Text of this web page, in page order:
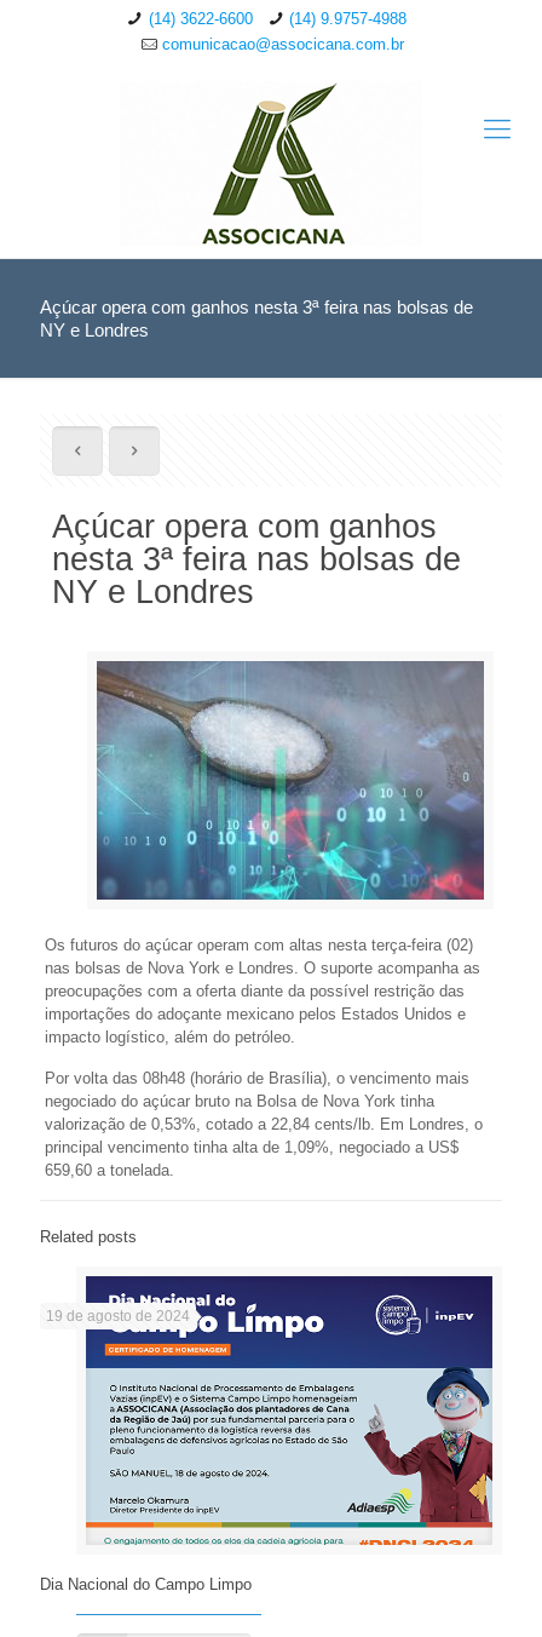
(14) 3622-6600
(14) 9.9757-4988
comunicacao@associcana.com.br
Açúcar opera com ganhos nesta 3ª feira nas bolsas de
NY e Londres
Açúcar opera com ganhos
nesta 3ª feira nas bolsas de
NY e Londres
Os futuros do açúcar operam com altas nesta terça-feira (02)
nas bolsas de Nova York e Londres. O suporte acompanha as
preocupações com a oferta diante da possível restrição das
importações do adoçante mexicano pelos Estados Unidos e
impacto logístico, além do petróleo.
Por volta das 08h48 (horário de Brasília), o vencimento mais
negociado do açúcar bruto na Bolsa de Nova York tinha
valorização de 0,53%, cotado a 22,84 cents/lb. Em Londres, o
principal vencimento tinha alta de 1,09%, negociado a US$
659,60 a tonelada.
Related posts
19 de agosto de 2024
Dia Nacional do Campo Limpo